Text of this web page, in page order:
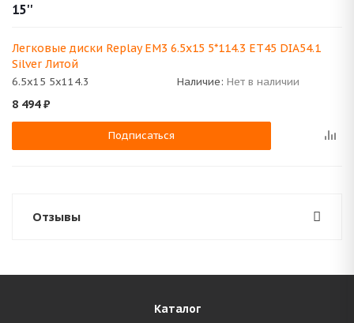
15''
Легковые диски Replay EM3 6.5x15 5*114.3 ET45 DIA54.1
Silver Литой
6.5x15 5x114.3 Наличие: Нет в наличии
8 494₽
Подписаться
Отзывы
Каталог